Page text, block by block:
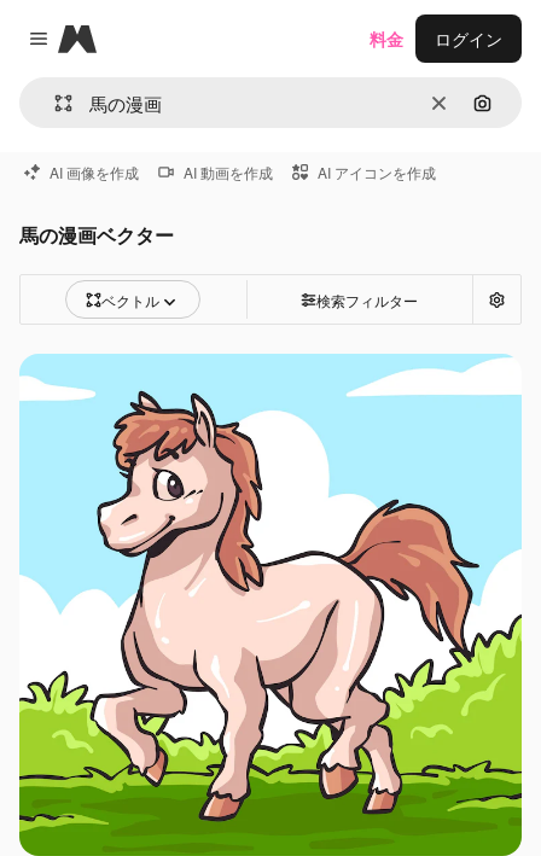
Close menu
Magnific
消去 画像で
料金 ログイン
AI 画像を作成 AI 動画を作成 AI アイコンを作成
馬の漫画ベクター
ベクトル 検索フィルター